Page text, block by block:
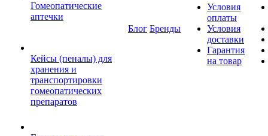
Гомеопатические
аптечки
Кейсы (пеналы) для
хранения и
транспортировки
гомеопатических
препаратов
Блог Бренды
Условия
оплаты
Условия
доставки
Гарантия
на товар